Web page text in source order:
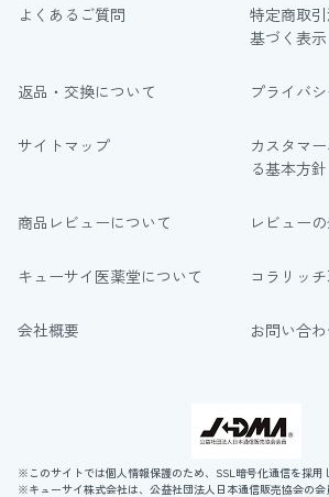
よくあるご質問
特定商取
基づく表示
返品・交換について プライバ
サイトマップ
カスタマ
る基本方針
商品レビューについて レビュー
キューサイ医薬堂について コラリッ
会社概要 お問い合
※このサイトでは個人情報保護のため、SSL暗号化通信を採用
※キューサイ株式会社は、公益社団法人日本通信販売協会の会